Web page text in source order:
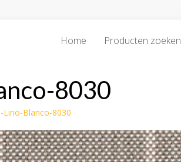
Home Producten zoeken
8030
Blanco-8030